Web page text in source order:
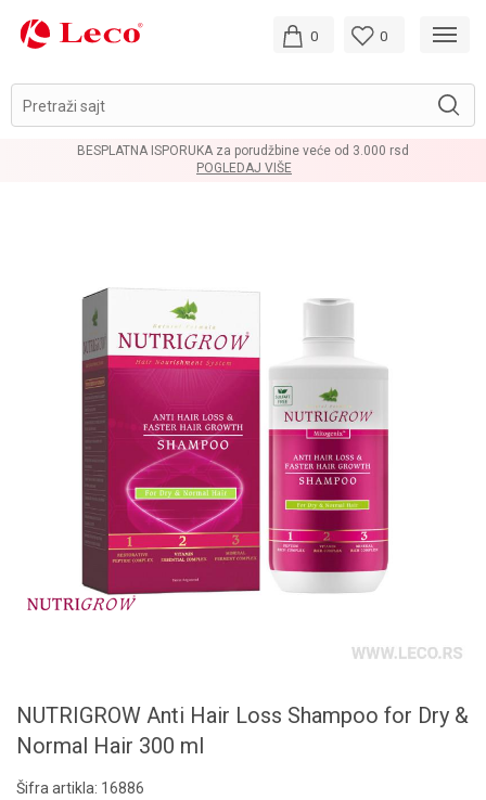
Pretraži sajt
0 0
BESPLATNA ISPORUKA za porudžbine veće od 3.000 rsd
POGLEDAJ VIŠE
NUTRIGROW Anti Hair Loss Shampoo for Dry &
Normal Hair 300 ml
Šifra artikla: 16886